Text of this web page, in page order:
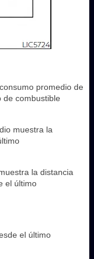
promedio de
de combustible
muestra la
la distancia
el último
el último